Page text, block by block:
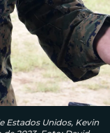
Estados Unidos, Kevin